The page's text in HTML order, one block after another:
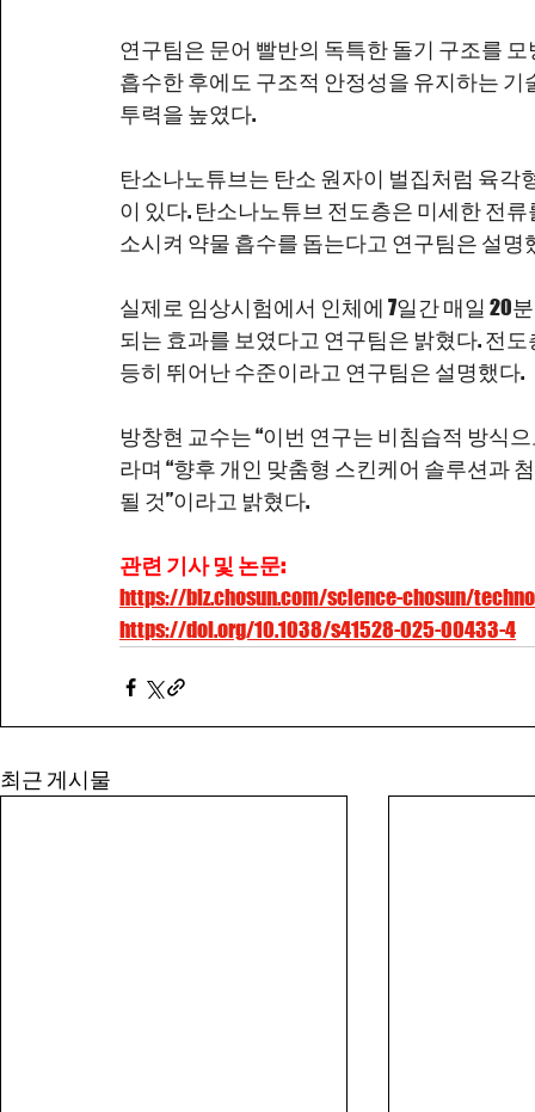
연구팀은 문어 빨반의 독특한 돌기 구조를
흡수한 후에도 구조적 안정성을 유지하는
투력을 높였다.
탄소나노튜브는 탄소 원자이 벌집처럼 육각
이 있다. 탄소나노튜브 전도층은 미세한 전
소시켜 약물 흡수를 돕는다고 연구팀은 설명
실제로 임상시험에서 인체에 7일간 매일 20
되는 효과를 보였다고 연구팀은 밝혔다. 전
등히 뛰어난 수준이라고 연구팀은 설명했다.
방창현 교수는 “이번 연구는 비침습적 방식
라며 “향후 개인 맞춤형 스킨케어 솔루션과
될 것”이라고 밝혔다.
관련 기사 및 논문:
https://biz.chosun.com/science-chosun/
https://doi.org/10.1038/s41528-025-00433-4
최근 게시물